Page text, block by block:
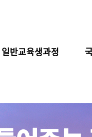
일반교육생과정